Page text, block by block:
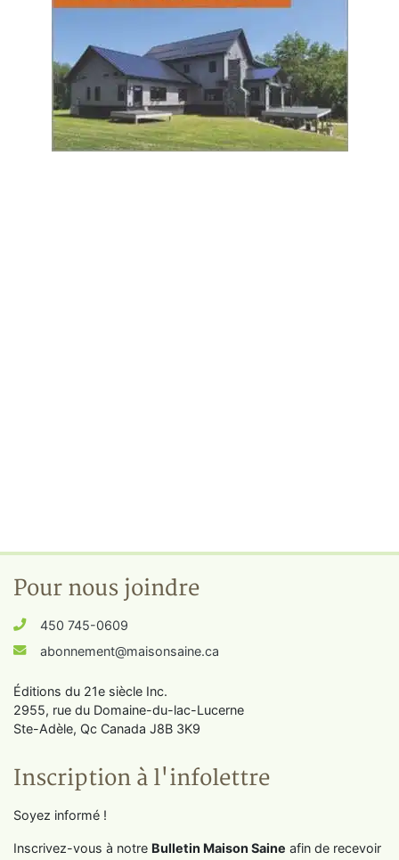
Pour nous joindre
450 745-0609
abonnement@maisonsaine.ca
Éditions du 21e siècle Inc.
2955, rue du Domaine-du-lac-Lucerne
Ste-Adèle, Qc Canada J8B 3K9
Inscription à l'infolettre
Soyez informé !
Inscrivez-vous à notre Bulletin Maison Saine afin de recevoir